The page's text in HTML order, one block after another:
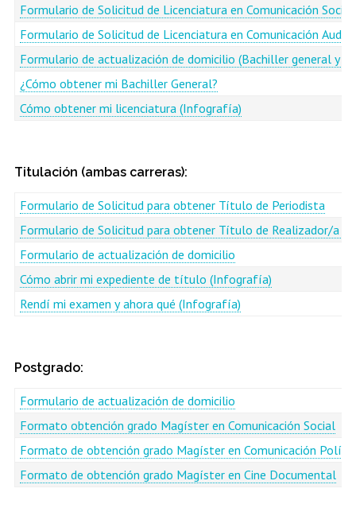
Formulario de Solicitud de Licenciatura en Comunicación Social
Formulario de Solicitud de Licenciatura en Comunicación
Formulario de actualización de domicilio (Bachiller general y
¿Cómo obtener mi Bachiller General?
Cómo obtener mi licenciatura (Infografía)
Titulación (ambas carreras):
Formulario de Solicitud para obtener Título de Periodista
Formulario de Solicitud para obtener Título de Realizador/a en
Formulario de actualización de domicilio
Cómo abrir mi expediente de título (Infografía)
Rendí mi examen y ahora qué (Infografía)
Postgrado:
Formulario de actualización de domicilio
Formato obtención grado Magíster en Comunicación Social
Formato de obtención grado Magíster en Comunicación
Formato de obtención grado Magíster en Cine Documental